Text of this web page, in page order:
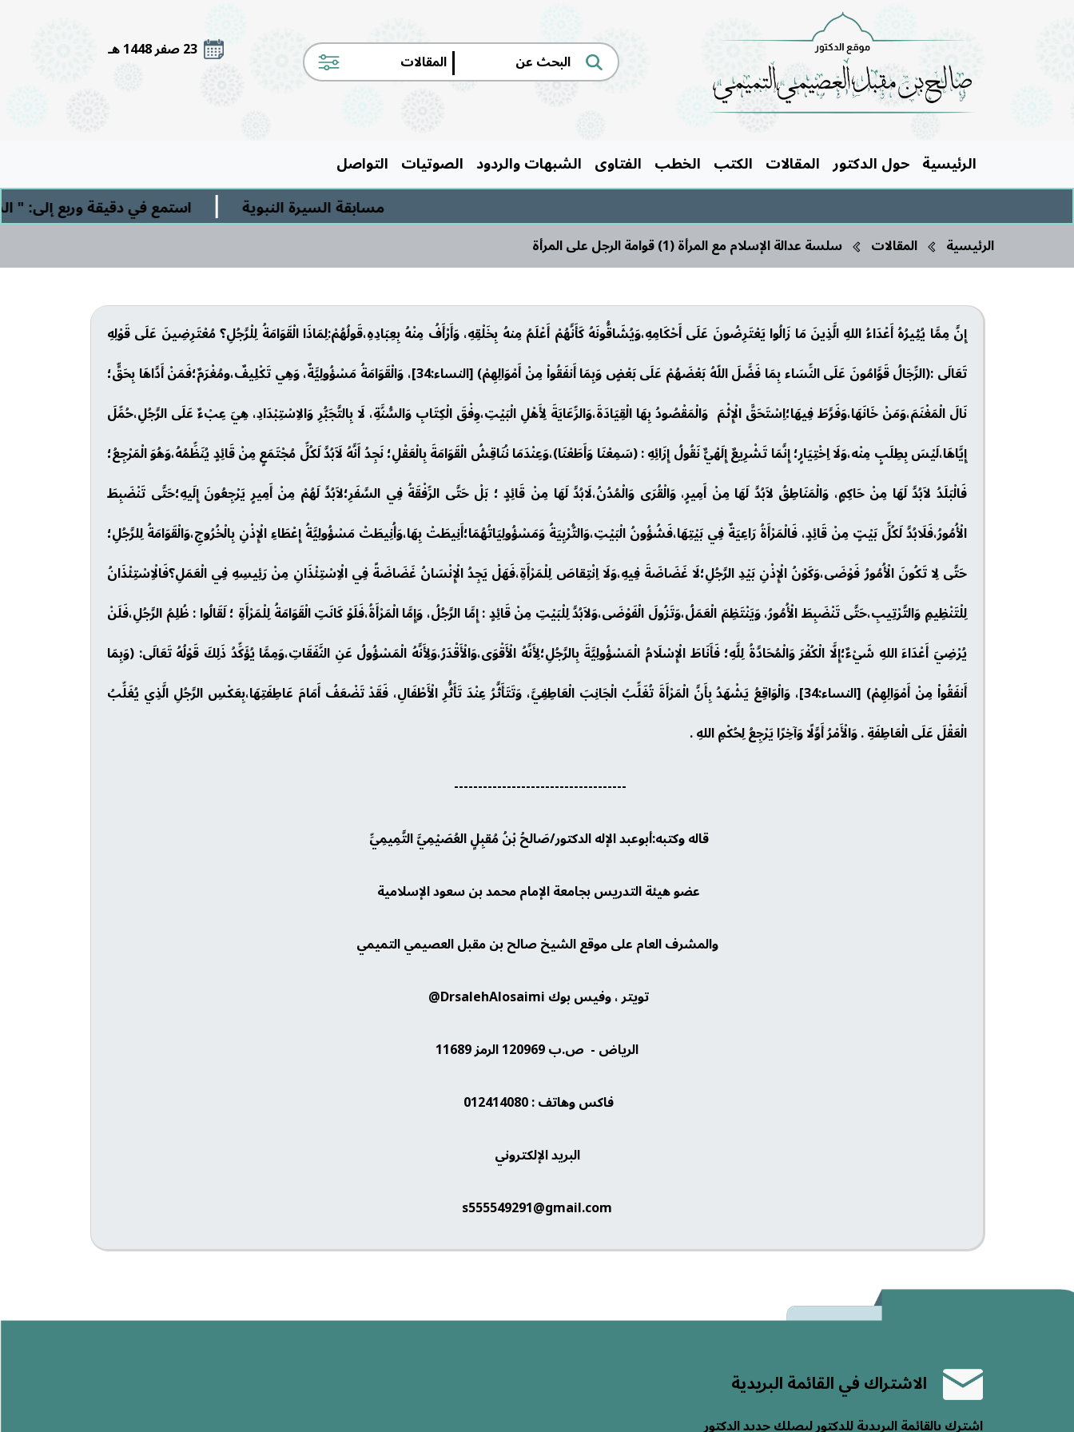
| 23 صفر 1448 هـ
الرئيسية حول الدكتور المقالات الكتب الخطب الفتاوى الشبهات والردود الصوتيات التواصل
مسابقة السيرة النبوية
| استمع في دقيقة وربع إلى: "
الرئيسية المقالات سلسة عدالة الإسلام مع المرأة (1) قوامة الرجل على المرأة
إِنَّ مِمَّا يُثِيرُهُ أَعْدَاءُ اللهِ الَّذِينَ مَا زَالُوا يَعْتَرِضُونَ عَلَى أَحْكَامِهِ،وَيُشَاقُّونَهُ كَأَنَّهُمْ أَعْلَمُ مِنهُ بِخَلْقِهِ، وَأَرْأَفُ مِنْهُ بِعِبَادِهِ،قَولُهُمْ:لِمَاذَا الْقَوَامَةُ لِلْرَّجُلِ؟ مُعْتَرِضِينَ عَلَى قَوْلِهِ
تَعَالَى :(الرِّجَالُ قَوَّامُونَ عَلَى النِّسَاء بِمَا فَضَّلَ اللّهُ بَعْضَهُمْ عَلَى بَعْضٍ وَبِمَا أَنفَقُواْ مِنْ أَمْوَالِهِمْ) [النساء:34]، وَالْقَوَامَةُ مَسْؤُولِيَّةٌ، وَهِي تَكْلِيفٌ،ومُغْرَمٌ؛فَمَنْ أَدَّاهَا بِحَقٍّ؛
نَالَ الْمَغْنَمَ،وَمَنْ خَانَهَا،وَفَرَّطَ فِيهَا؛اِسْتَحَقَّ الْإِثْمَ وَالْمَقْصُودُ بِهَا الْقِيَادَةَ،وَالرِّعَايَةَ لِأَهْلِ الْبَيْتِ،وِفْقَ الْكِتَابِ وَالسُّنَّةِ، لَا بِالتَّجَبُّرِ وَالاِسْتِبْدَادِ، هِيَ عِبْءٌ عَلَى الرَّجُلِ،حُمِّلَ
إِيَّاهَا،لَيْسَ بِطِلَبٍ مِنْه،وَلَا اِخْتِيَارٍ؛ إِنَّمَا تَشْرِيعٌ إِلَهْيٌّ نَقُولُ إِزَائِهِ : (سَمِعْنَا وَأَطَعْنَا)،وَعِنْدَمَا نُنَاقِشُ الْقَوَامَةَ بِالْعَقْلِ؛ نَجِدُ أَنَّهُ لَاَبُدَّ لَكُلِّ مُجْتَمَعٍ مِنْ قَائِدٍ يُنَظِّمُهُ،وَهُوَ الْمَرْجِعُ؛
فَالْبَلَدُ لاَبُدَّ لَهَا مِنْ حَاكِمٍ، وَالْمَنَاطِقُ لاَبُدَّ لَهَا مِنْ أَمِيرٍ، وَالْقُرَى وَالْمُدُنُ،لَابُدَّ لَهَا مِنْ قَائِدٍ ؛ بَلْ حَتَّى الرِّفْقَةُ فِي السَّفَرِ؛لاَبُدَّ لَهُمْ مِنْ أَمِيرٍ يَرْجِعُونَ إِلَيهِ؛حَتَّى تَنْضَبِطَ
الْأُمُورُ،فَلَابُدَّ لَكُلِّ بَيْتٍ مِنْ قَائِدٍ، فَالْمَرْأَةُ رَاعِيَةٌ فِي بَيْتِهَا،فَشُؤُونُ الْبَيْتِ،وَالتُّرْبِيَةُ وَمَسْؤُولِيَاتُهُمَا؛أَنِيطَتْ بِهَا،وَأُنِيطَتْ مَسْؤُولِيَّةُ إِعْطَاءِ الْإِذْنِ بِالْخُرُوجِ،وَالْقَوَامَةُ لِلرَّجُلِ؛
حَتَّى لِا تَكُونَ الْأُمُورُ فَوْضَى،وَكَوْنُ الْإِذْنِ بَيْدِ الرَّجُلِ؛لَا غَضَاضَةَ فِيهِ،وَلَا اِنْتِقاصَ لِلْمَرْأَةِ،فَهَلْ يَجِدُ الْإِنْسَانُ غَضَاضَةً فِي الْاِسْتِئْذَانِ مِنْ رَئِيسِهِ فِي الْعَمَلِ؟فَالْاِسْتِئْذَانُ
لِلْتَنْظِيمِ وَالتَّرْتِيبِ،حَتَّى تَنْضَبِطَ الْأُمُورُ، وَيَنْتَظِمَ الْعَمَلُ،وَتَزُولَ الْفَوْضَى،وَلاَبُدَّ لِلْبَيْتِ مِنْ قَائِدٍ : إِمَّا الرَّجُلُ، وَإِمَّا الْمَرْأَةُ،فَلَوْ كَانَتِ الْقَوَامَةُ لِلْمَرْأَةِ ؛ لَقَالُوا : ظُلِمُ الرَّجُلِ،فَلَنْ
يُرْضِيَ أَعْدَاءَ اللهِ شَيْءٌ؛إِلَّا الْكُفْرَ وَالْمُحَادَّةُ لِلَّهِ؛ فَأَنَاطَ الْإِسْلَامُ الْمَسْؤُولِيَّةَ بِالرَّجُلِ؛لِأَنَّهُ الْأَقْوَى،وَالْأَقْدَرُ،وَلِأَنَّهُ الْمَسْؤُولُ عَنِ النَّفَقَاتِ،وَمِمَّا يُؤَكِّدُ ذَلِكَ قَوْلُهُ تَعَالَى: (وَبِمَا
أَنفَقُواْ مِنْ أَمْوَالِهِمْ) [النساء:34]، وَالْوَاقِعُ يَشْهَدُ بِأَنَّ الْمَرْأَةَ تُغَلِّبُ الْجَانِبَ الْعَاطِفِيَّ، وَتَتَأَثَّرُ عِنْدَ تَأَثُّرِ الْأَطْفَالِ، فَقَدْ تَضْعَفُ أَمَامَ عَاطِفَتِهَا،بِعَكْسِ الرَّجُلِ الَّذِي يُغَلِّبُ
الْعَقْلَ عَلَى الْعَاطِفَةِ . وَالْأَمْرُ أَوَّلًا وَآخِرًا يَرْجِعُ لِحُكْمِ اللهِ .
------------------------------------
قاله وكتبه:أبوعبد الإله الدكتور/صَالحُ بْنُ مُقبِلٍ العُصَيْمِيَّ التَّمِيمِيِّ
عضو هيئة التدريس بجامعة الإمام محمد بن سعود الإسلامية
والمشرف العام على موقع الشيخ صالح بن مقبل العصيمي التميمي
تويتر ، وفيس بوك DrsalehAlosaimi@
الرياض - ص.ب 120969 الرمز 11689
فاكس وهاتف : 012414080
البريد الإلكتروني
s555549291@gmail.com
الاشتراك في القائمة البريدية
اشترك بالقائمة البريدية للدكتور ليصلك جديد الدكتور